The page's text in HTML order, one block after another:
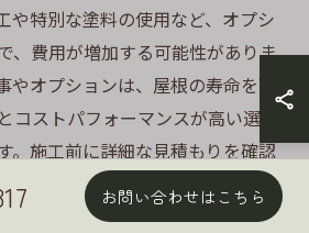
や特別な塗料の使用など、オプシ
、費用が増加する可能性がありま
やオプションは、屋根の寿命を延
コストパフォーマンスが高い選択
。施工前に詳細な見積もりを確認
本当に必要かを慎重に判断するこ
より、予算内で最良の結果を得る
お問い合わせはこちら